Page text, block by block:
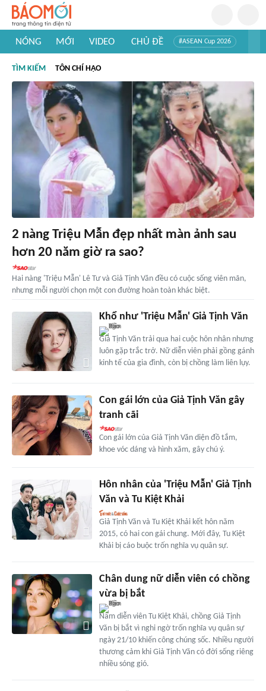
NÓNG MỚI VIDEO CHỦ ĐỀ #ASEAN Cup 2026
#Khám phá thế giới
TÌM KIẾM TÔN CHÍ HẠO
2 nàng Triệu Mẫn đẹp nhất màn ảnh sau
hơn 20 năm giờ ra sao?
Hai nàng 'Triệu Mẫn' Lê Tư và Giả Tịnh Văn đều có cuộc sống viên mãn,
nhưng mỗi người chọn một con đường hoàn toàn khác biệt.
Khổ như 'Triệu Mẫn' Giả Tịnh Văn
Giả Tịnh Văn trải qua hai cuộc hôn nhân nhưng
luôn gặp trắc trở. Nữ diễn viên phải gồng gánh
kinh tế của gia đình, còn bị chồng làm liên lụy.
Con gái lớn của Giả Tịnh Văn gây
tranh cãi
Con gái lớn của Giả Tịnh Văn diện đồ tắm,
khoe vóc dáng và hình xăm, gây chú ý.
Hôn nhân của 'Triệu Mẫn' Giả Tịnh
Văn và Tu Kiệt Khải
Giả Tịnh Văn và Tu Kiệt Khải kết hôn năm
2015, có hai con gái chung. Mới đây, Tu Kiệt
Khải bị cáo buộc trốn nghĩa vụ quân sự.
Chân dung nữ diễn viên có chồng
vừa bị bắt
Nam diễn viên Tu Kiệt Khải, chồng Giả Tịnh
Văn bị bắt vì nghi ngờ trốn nghĩa vụ quân sự
ngày 21/10 khiến công chúng sốc. Nhiều người
thương cảm khi Giả Tịnh Văn có đời sống riêng
nhiều sóng gió.